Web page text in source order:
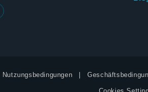
Nutzungsbedingungen